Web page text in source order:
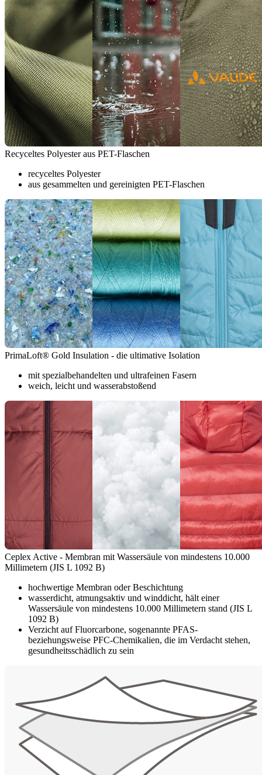
Recyceltes Polyester aus PET-Flaschen
recyceltes Polyester
aus gesammelten und gereinigten PET-Flaschen
PrimaLoft® Gold Insulation - die ultimative Isolation
mit spezialbehandelten und ultrafeinen Fasern
weich, leicht und wasserabstoßend
Ceplex Active - Membran mit Wassersäule von mindestens 10.000
Millimetern (JIS L 1092 B)
hochwertige Membran oder Beschichtung
wasserdicht, atmungsaktiv und winddicht, hält einer
Wassersäule von mindestens 10.000 Millimetern stand (JIS L
1092 B)
Verzicht auf Fluorcarbone, sogenannte PFAS-
beziehungsweise PFC-Chemikalien, die im Verdacht stehen,
gesundheitsschädlich zu sein